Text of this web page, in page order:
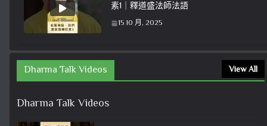
素1｜釋道盛法師法語
15 10 月, 2025
Dharma Talk Videos View All
Dharma Talk Videos